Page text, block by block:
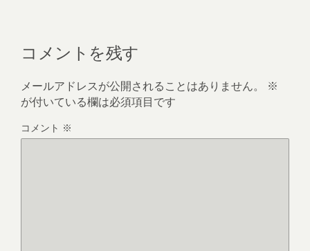
コメントを残す
メールアドレスが公開されることはありません。
※
が付いている欄は必須項目です
コメント ※